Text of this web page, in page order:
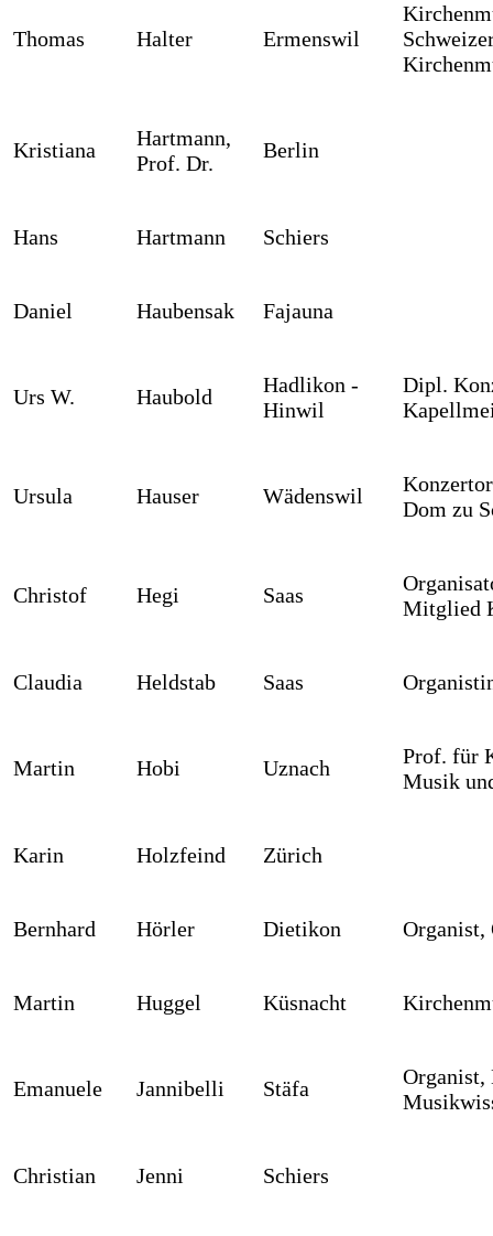
Thomas Halter Ermenswil
Kristiana
Hartmann,
Prof. Dr.
Berlin
Hans Hartmann Schiers
Daniel Haubensak Fajauna
Urs W. Haubold
Hadlikon -
Hinwil
Dipl.
Ursula Hauser Wädenswil
Dom zu
Christof Hegi Saas
Mitglied
Claudia Heldstab Saas
Martin Hobi Uznach
Prof. für
Musik
Karin Holzfeind Zürich
Bernhard Hörler Dietikon Organist,
Martin Huggel Küsnacht
Emanuele Jannibelli Stäfa
Organist,
Christian Jenni Schiers